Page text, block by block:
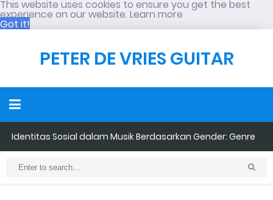
This website uses cookies to ensure you get the best
experience on our website. Learn more
Got it!
PETER DE VRIES GUITAR
Identitas Sosial dalam Musik Berdasarkan Gender: Genre